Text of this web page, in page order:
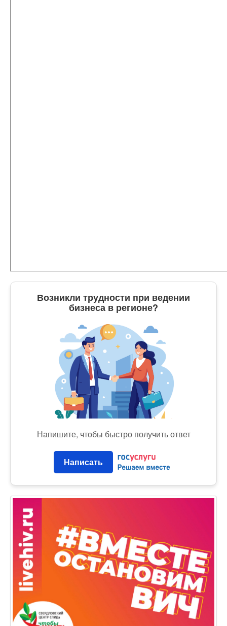
Возникли трудности при ведении
бизнеса в регионе?
Напишите, чтобы быстро получить ответ
Написать